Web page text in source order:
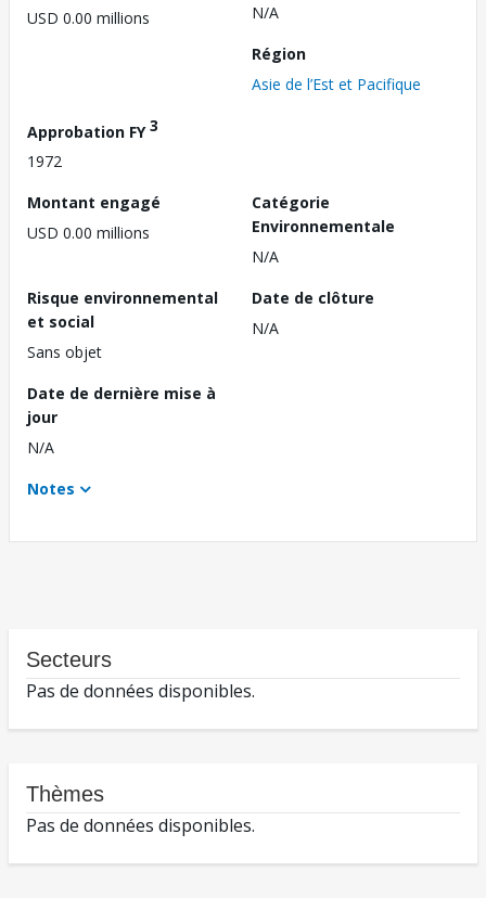
USD 0.00 millions
N/A
Région
Asie de l’Est et Pacifique
Approbation FY3
1972
Montant engagé
USD 0.00 millions
Catégorie
Environnementale
N/A
Risque environnemental
et social
Sans objet
Date de clôture
N/A
Date de dernière mise à
jour
N/A
Notes
Secteurs
Pas de données disponibles.
Thèmes
Pas de données disponibles.